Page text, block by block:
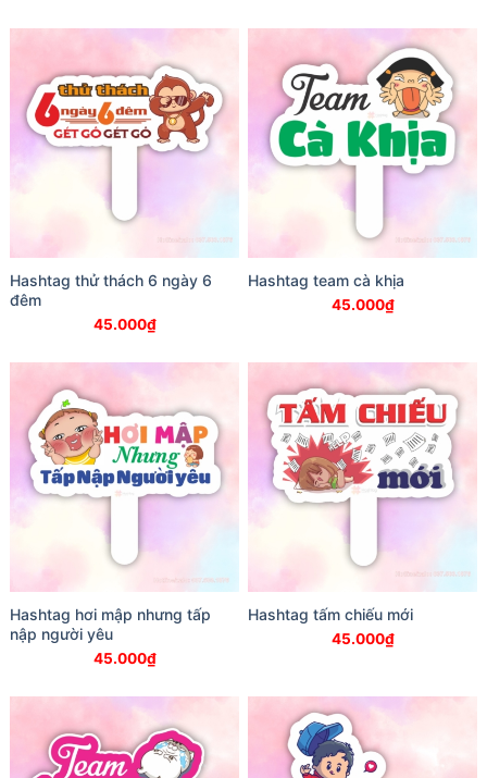
Hashtag thử thách 6 ngày 6
đêm
45.000₫
Hashtag team cà khịa
45.000₫
Hashtag hơi mập nhưng tấp
nập người yêu
45.000₫
Hashtag tấm chiếu mới
45.000₫